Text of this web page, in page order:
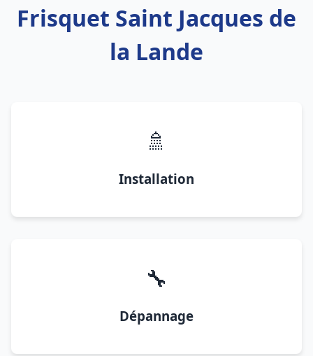
Frisquet Saint Jacques de
la Lande
🚿
Installation
🔧
Dépannage